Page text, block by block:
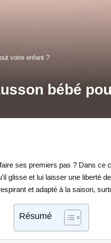
votre enfant ?
bébé
ses premiers pas ? Dans ce
glisse et lui laisser une liberté
et adapté à la saison,
Résumé